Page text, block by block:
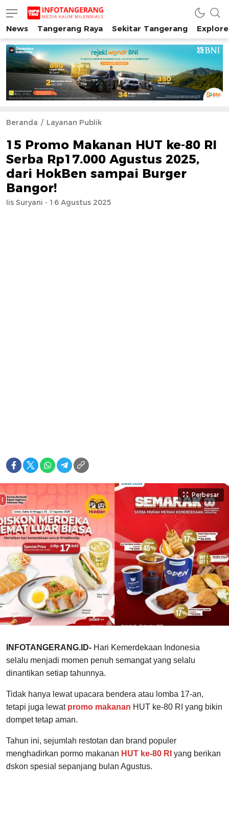
INFO TANGERANG
Media Kaum Millenials Tangerang Raya
News Tangerang Raya Sekitar Tangerang
Beranda Layanan Publik
15 Promo Makanan HUT ke-80 RI
Serba Rp17.000 Agustus 2025,
dari HokBen sampai Burger
Bangor!
Iis Suryani - 16 Agustus 2025
Perbesar
INFOTANGERANG.ID- Hari Kemerdekaan Indonesia
selalu menjadi momen penuh semangat yang selalu
dinantikan setiap tahunnya.
Tidak hanya lewat upacara bendera atau lomba 17-an,
tetapi juga lewat promo makanan HUT ke-80 RI yang bikin
dompet tetap aman.
Tahun ini, sejumlah restotan dan brand populer
menghadirkan pormo makanan HUT ke-80 RI yang berikan
dskon spesial sepanjang bulan Agustus.